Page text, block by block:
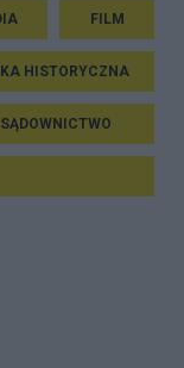
FILM
HISTORYCZNA
SĄDOWNICTWO